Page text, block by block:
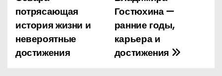
а
в
и
Гостюхина —
ранние годы,
карьера и
достижения
потрясающая
история жизни и
невероятные
достижения